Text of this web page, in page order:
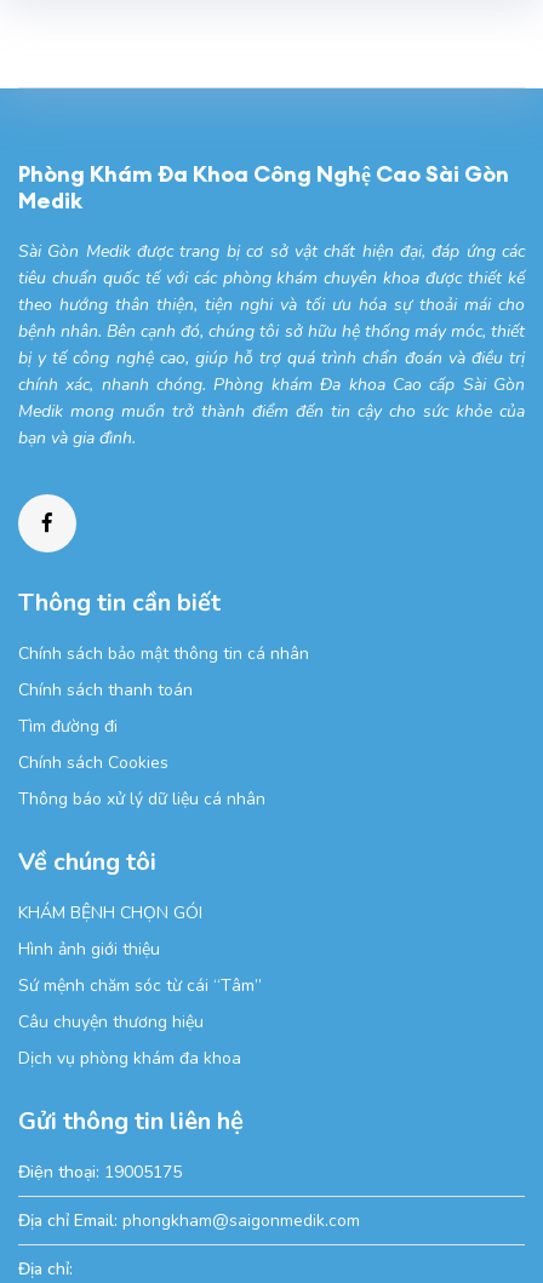
Phòng Khám Đa Khoa Công Nghệ Cao Sài Gòn
Medik
Sài Gòn Medik được trang bị cơ sở vật chất hiện đại, đáp ứng các
tiêu chuẩn quốc tế với các phòng khám chuyên khoa được thiết kế
theo hướng thân thiện, tiện nghi và tối ưu hóa sự thoải mái cho
bệnh nhân. Bên cạnh đó, chúng tôi sở hữu hệ thống máy móc, thiết
bị y tế công nghệ cao, giúp hỗ trợ quá trình chẩn đoán và điều trị
chính xác, nhanh chóng. Phòng khám Đa khoa Cao cấp Sài Gòn
Medik mong muốn trở thành điểm đến tin cậy cho sức khỏe của
bạn và gia đình.
Thông tin cần biết
Chính sách bảo mật thông tin cá nhân
Chính sách thanh toán
Tìm đường đi
Chính sách Cookies
Thông báo xử lý dữ liệu cá nhân
Về chúng tôi
KHÁM BỆNH CHỌN GÓI
Hình ảnh giới thiệu
Sứ mệnh chăm sóc từ cái “Tâm”
Câu chuyện thương hiệu
Dịch vụ phòng khám đa khoa
Gửi thông tin liên hệ
Điện thoại: 19005175
Địa chỉ Email: phongkham@saigonmedik.com
Địa chỉ: